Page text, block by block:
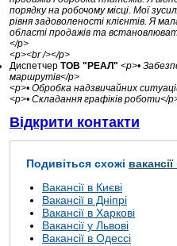
порядку на робочому місці. Мої
рівня задоволеності клієнтів. Я
області продажів та
</p>
<p><br /></p>
Диспетчер ТОВ "РЕАЛ" <p>•
маршрутів</p>
<p>• Обробка надзвичайних
<p>• Складання графіків роботи</
Відкрити контакти
Подивіться схожі
Вакансії в Києві
Вакансії в Дніпрі
Вакансії в Харкові
Вакансії у Львові
Вакансії в Одессі